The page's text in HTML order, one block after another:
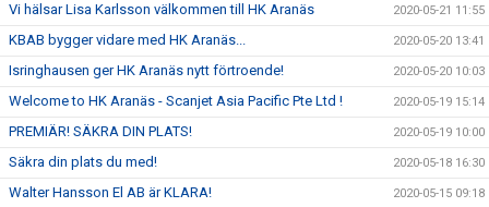
Vi hälsar Lisa Karlsson välkommen till HK Aranäs 2020-05-21 11:55
KBAB bygger vidare med HK Aranäs... 2020-05-20 13:41
Isringhausen ger HK Aranäs nytt förtroende! 2020-05-20 10:03
Welcome to HK Aranäs - Scanjet Asia Pacific Pte Ltd ! 2020-05-19 15:14
PREMIÄR! SÄKRA DIN PLATS! 2020-05-19 10:00
Säkra din plats du med! 2020-05-18 16:30
Walter Hansson El AB är KLARA! 2020-05-15 09:18